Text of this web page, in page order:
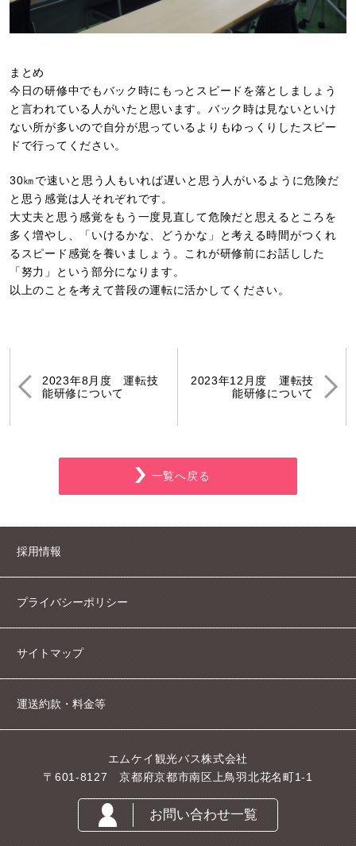
まとめ
今日の研修中でもバック時にもっとスピードを落としましょう
と言われている人がいたと思います。バック時は見ないといけ
ない所が多いので自分が思っているよりもゆっくりしたスピー
ドで行ってください。
30㎞で速いと思う人もいれば遅いと思う人がいるように危険だ
と思う感覚は人それぞれです。
大丈夫と思う感覚をもう一度見直して危険だと思えるところを
多く増やし、「いけるかな、どうかな」と考える時間がつくれ
るスピード感覚を養いましょう。これが研修前にお話しした
「努力」という部分になります。
以上のことを考えて普段の運転に活かしてください。
2023年8月度 運転技
能研修について
2023年12月度 運転技
能研修について
一覧へ戻る
採用情報
プライバシーポリシー
サイトマップ
運送約款・料金等
エムケイ観光バス株式会社
〒601-8127 京都府京都市南区上鳥羽北花名町1-1
お問い合わせ一覧